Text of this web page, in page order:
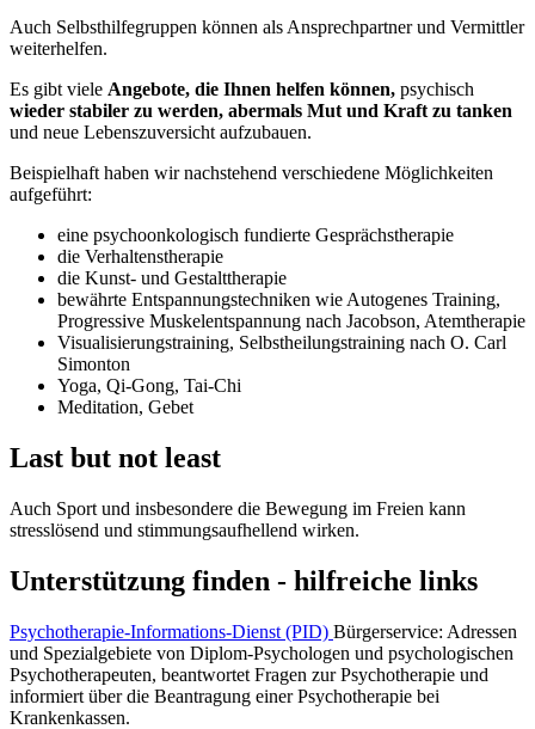
Auch Selbsthilfegruppen können als Ansprechpartner und Vermittler
weiterhelfen.
Es gibt viele Angebote, die Ihnen helfen können, psychisch
wieder stabiler zu werden, abermals Mut und Kraft zu tanken
und neue Lebenszuversicht aufzubauen.
Beispielhaft haben wir nachstehend verschiedene Möglichkeiten
aufgeführt:
eine psychoonkologisch fundierte Gesprächstherapie
die Verhaltenstherapie
die Kunst- und Gestalttherapie
bewährte Entspannungstechniken wie Autogenes Training,
Progressive Muskelentspannung nach Jacobson, Atemtherapie
Visualisierungstraining, Selbstheilungstraining nach O. Carl
Simonton
Yoga, Qi-Gong, Tai-Chi
Meditation, Gebet
Last but not least
Auch Sport und insbesondere die Bewegung im Freien kann
stresslösend und stimmungsaufhellend wirken.
Unterstützung finden - hilfreiche links
Psychotherapie-Informations-Dienst (PID) Bürgerservice: Adressen
und Spezialgebiete von Diplom-Psychologen und psychologischen
Psychotherapeuten, beantwortet Fragen zur Psychotherapie und
informiert über die Beantragung einer Psychotherapie bei
Krankenkassen.